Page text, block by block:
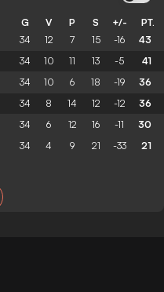
G V P S +/- PT.
34 12 7 15 -16 43
34 10 11 13 -5 41
34 10 6 18 -19 36
34 8 14 12 -12 36
34 6 12 16 -11 30
34 4 9 21 -33 21